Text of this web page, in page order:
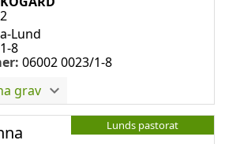
Lund
8
06002 0023/1-8
grav
Lunds pastorat